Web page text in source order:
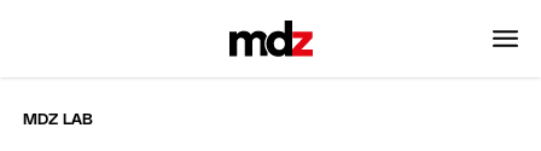
MDZ LAB